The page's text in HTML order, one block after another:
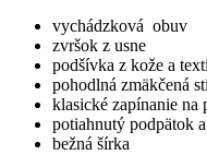
vychádzková obuv
zvršok z usne
podšívka z kože a
pohodlná zmäkčená
klasické zapínanie na
potiahnutý podpätok
bežná šírka